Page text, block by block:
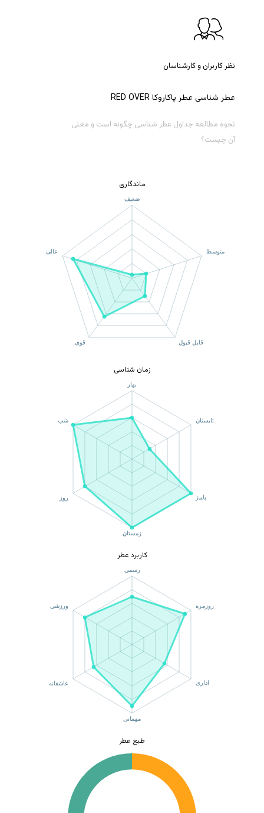
نظر کاربران و کارشناسان
عطر شناسی عطر پاکاروکاOVER
RED
نحوه مطالعه جداول عطر شناسی چگونه است و معنی
آن چیست؟
ماندگاری
زمان شناسی
کاربرد عطر
طبع عطر